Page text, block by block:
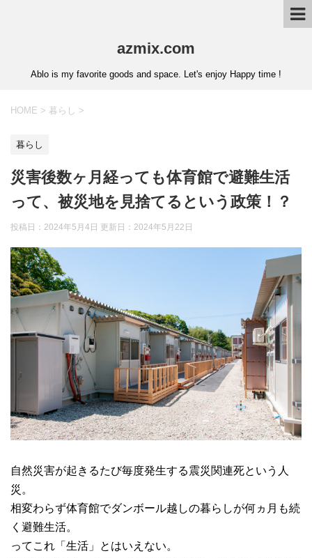
azmix.com
Ablo is my favorite goods and space. Let's enjoy Happy time !
HOME > 暮らし >
暮らし
災害後数ヶ月経っても体育館で避難生活
って、被災地を見捨てるという政策！？
投稿日：2024年5月4日 更新日： 2024年5月22日
自然災害が起きるたび毎度発生する震災関連死という人
災。
相変わらず体育館でダンボール越しの暮らしが何ヵ月も続
く避難生活。
ってこれ「生活」とはいえない。